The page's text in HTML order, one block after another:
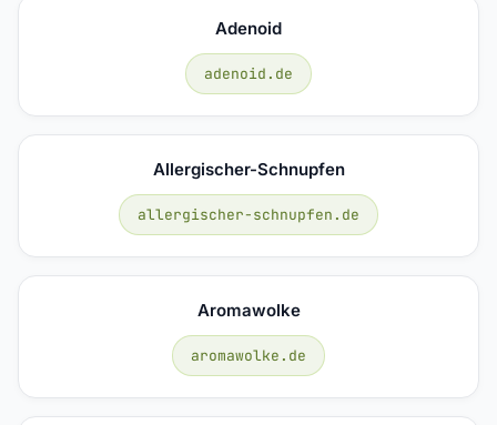
Adenoid
adenoid.de
Allergischer-Schnupfen
allergischer-schnupfen.de
Aromawolke
aromawolke.de